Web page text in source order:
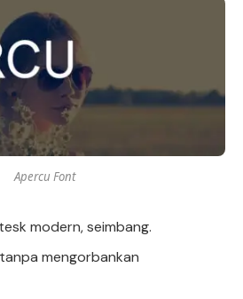
Apercu Font
modern, seimbang.
mengorbankan